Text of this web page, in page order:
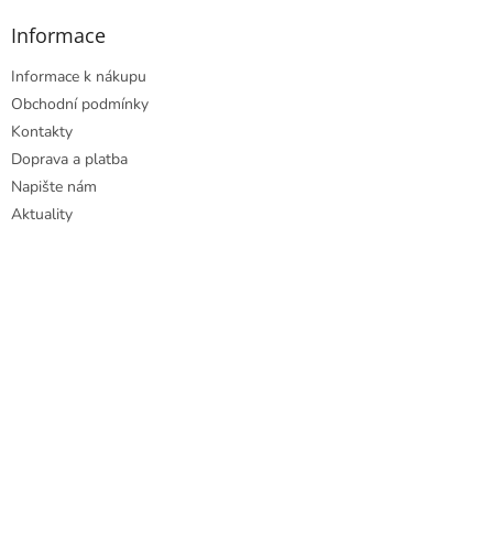
Informace
Informace k nákupu
Obchodní podmínky
Kontakty
Doprava a platba
Napište nám
Aktuality